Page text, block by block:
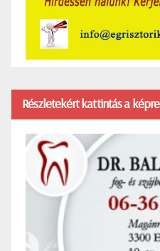
Részletekért kattintás a képre